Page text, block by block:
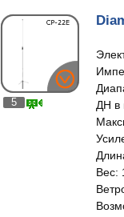
5
ДН в
Вес: